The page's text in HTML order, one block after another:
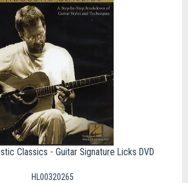
Classics - Guitar Signature Licks DVD
HL00320265